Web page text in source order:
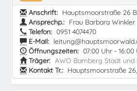
Anschrift: Hauptsmoorstraße 26
Ansprechp.: Frau Barbara Winkler
Telefon: 0951 4074470
E-Mail:
Öffnungszeiten: 07:00 Uhr - 16:00
Träger: AWO Bamberg Stadt und
Kontakt Tr.: Hauptsmoorstraße